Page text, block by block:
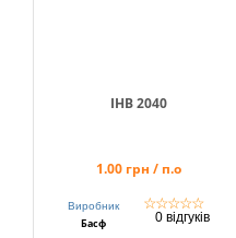
ІНВ 2040
1.00 грн / п.о
Виробник
Басф
☆☆☆☆☆
0 відгуків